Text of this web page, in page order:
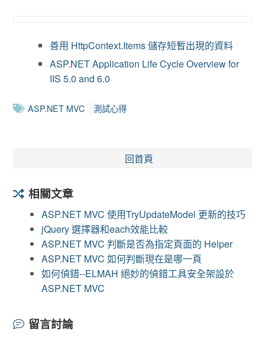
善用 HttpContext.Items 儲存短暫出現的資料
ASP.NET Application Life Cycle Overview for
IIS 5.0 and 6.0
ASP.NET MVC 測試心得
回首頁
相關文章
ASP.NET MVC 使用TryUpdateModel 更新的技巧
jQuery 選擇器和each效能比較
ASP.NET MVC 判斷是否為指定頁面的 Helper
ASP.NET MVC 如何判斷現在是哪一頁
如何偵錯--ELMAH 絕妙的偵錯工具安全架設於
ASP.NET MVC
留言討論